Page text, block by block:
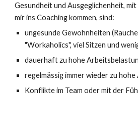
Gesundheit und Ausgeglichenheit,
mir ins Coaching kommen, sind:
ungesunde Gewohnheiten
"Workaholics", viel Sitzen und
dauerhaft zu hohe
regelmässig immer wieder zu
Konflikte im Team oder mit der